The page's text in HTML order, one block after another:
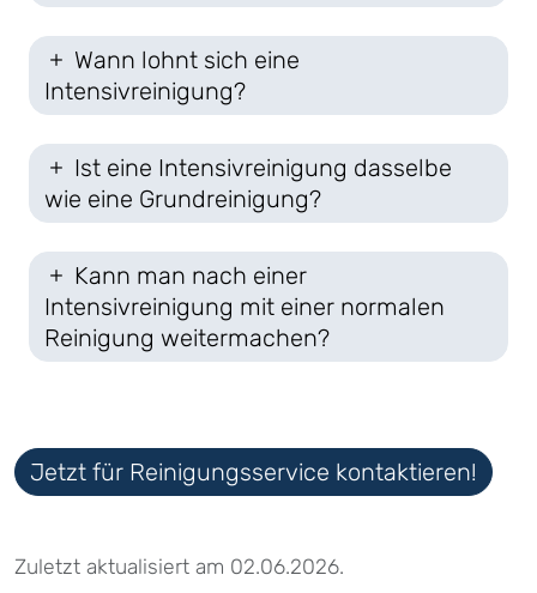
Wann lohnt sich eine
Intensivreinigung?
Ist eine Intensivreinigung dasselbe
wie eine Grundreinigung?
Kann man nach einer
Intensivreinigung mit einer normalen
Reinigung weitermachen?
Jetzt für Reinigungsservice kontaktieren!
Zuletzt aktualisiert am 02.06.2026.